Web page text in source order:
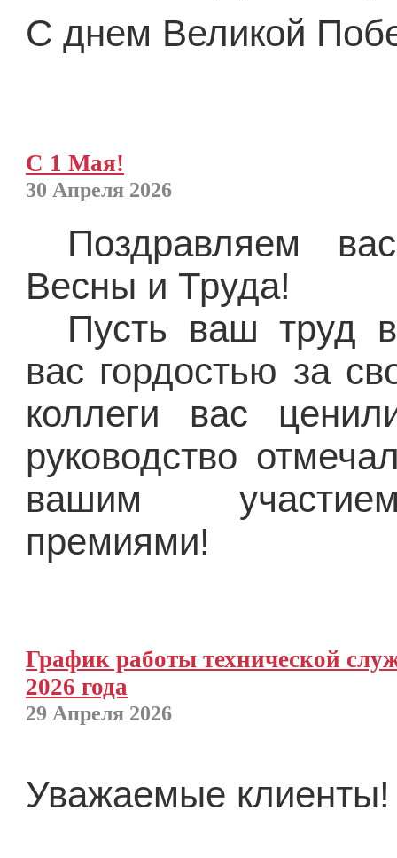
С днем Великой
С 1 Мая!
30 Апреля 2026
Поздравляем
Весны и Труда!
Пусть ваш труд
вас гордостью за
коллеги вас
руководство
вашим
премиями!
График работы технической
2026 года
29 Апреля 2026
Уважаемые клиенты!